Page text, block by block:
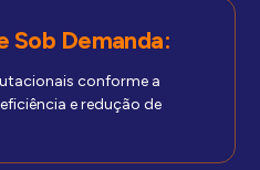
Sob Demanda:
conforme a
e redução de